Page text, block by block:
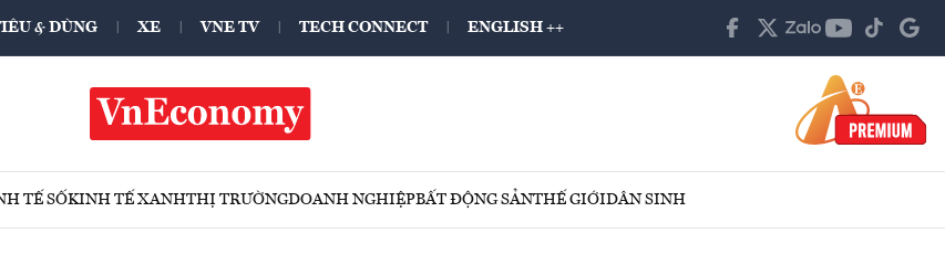
& DÙNG XE VNE TV TECH CONNECT ENGLISH ++
TẾ SỐKINH TẾ XANHTHỊ TRƯỜNGDOANH NGHIỆPBẤT ĐỘNG SẢNTHẾ GIỚIDÂN SINH